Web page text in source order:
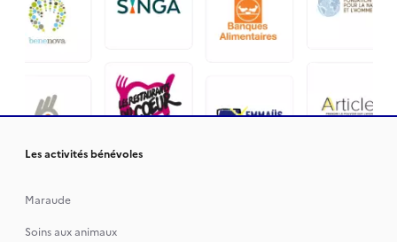
Les activités bénévoles
Maraude
Soins aux animaux